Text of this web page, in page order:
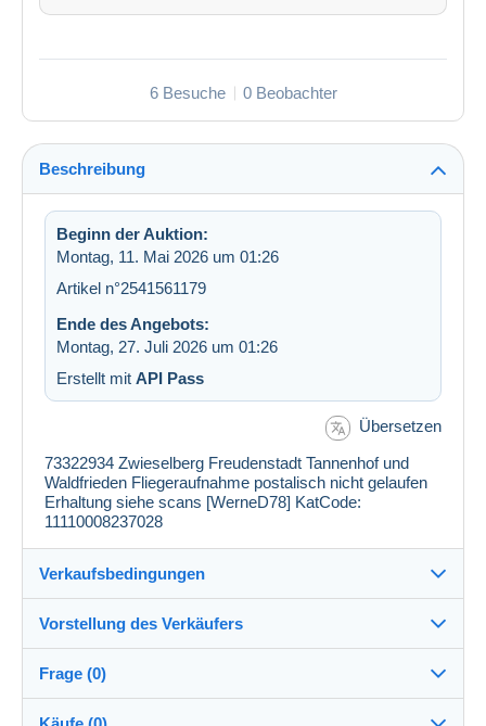
6 Besuche 0 Beobachter
Beschreibung
Beginn der Auktion:
Montag, 11. Mai 2026 um 01:26
Artikel n°2541561179
Ende des Angebots:
Montag, 27. Juli 2026 um 01:26
Erstellt mit API Pass
Übersetzen
73322934 Zwieselberg Freudenstadt Tannenhof und
Waldfrieden Fliegeraufnahme postalisch nicht gelaufen
Erhaltung siehe scans [WerneD78] KatCode:
11110008237028
Verkaufsbedingungen
Verkaufsbedingungen im Detail
Versand nach Zahlung innerhalb von 1 Tagen
Vorstellung des Verkäufers
my_postales100%(71365x)
Frage (0)